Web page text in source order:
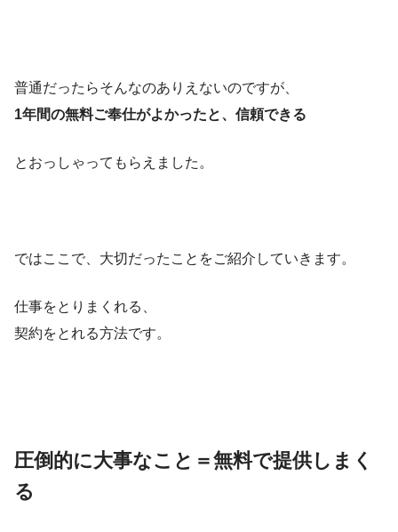
普通だったらそんなのありえないのですが、
1年間の無料ご奉仕がよかったと、信頼できる
とおっしゃってもらえました。
ではここで、大切だったことをご紹介していきます。
仕事をとりまくれる、
契約をとれる方法です。
圧倒的に大事なこと＝無料で提供しまく
る